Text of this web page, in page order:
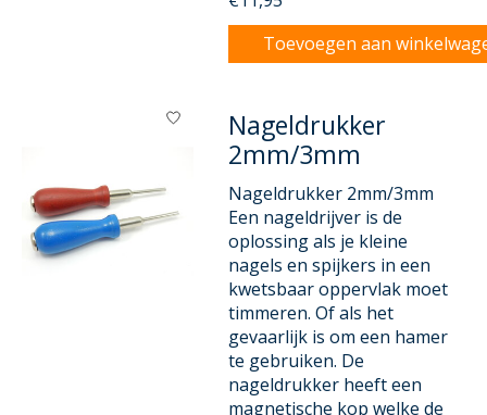
Toevoegen aan
Nageldrukker
2mm/3mm
Nageldrukker 2mm/3mm
Een nageldrijver is de
oplossing als je kleine
nagels en spijkers in een
kwetsbaar oppervlak moet
timmeren. Of als het
gevaarlijk is om een hamer
te gebruiken. De
nageldrukker heeft een
magnetische kop welke de